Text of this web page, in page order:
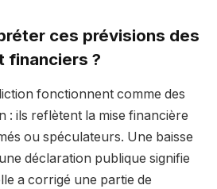
ces prévisions des
financiers ?
fonctionnent comme des
: ils reflètent la mise financière
ou spéculateurs. Une baisse
déclaration publique signifie
a corrigé une partie de